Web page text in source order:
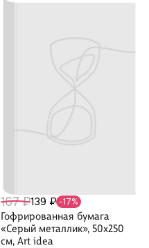
167 ₽139 ₽ -17%
Гофрированная бумага
«Серый металлик», 50х250
см, Art idea